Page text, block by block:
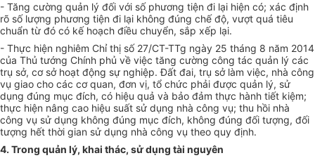
- Tăng cường quản lý đối với số phương tiện đi lại hiện có; xác định
rõ số lượng phương tiện đi lại không đúng chế độ, vượt quá tiêu
chuẩn từ đó có kế hoạch điều chuyển, sắp xếp lại.
- Thực hiện nghiêm Chỉ thị số 27/CT-TTg ngày 25 tháng 8 năm 2014
của Thủ tướng Chính phủ về việc tăng cường công tác quản lý các
trụ sở, cơ sở hoạt động sự nghiệp. Đất đai, trụ sở làm việc, nhà công
vụ giao cho các cơ quan, đơn vị, tổ chức phải được quản lý, sử
dụng đúng mục đích, có hiệu quả và bảo đảm thực hành tiết kiệm;
thực hiện nâng cao hiệu suất sử dụng nhà công vụ; thu hồi nhà
công vụ sử dụng không đúng mục đích, không đúng đối tượng, đối
tượng hết thời gian sử dụng nhà công vụ theo quy định.
4. Trong quản lý, khai thác, sử dụng tài nguyên